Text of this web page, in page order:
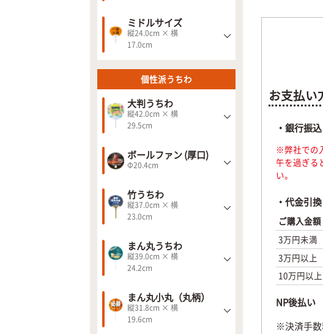
ミドルサイズ
縦24.0cm × 横
17.0cm
個性派うちわ
大判うちわ
縦42.0cm × 横
29.5cm
ボールファン (厚口)
Φ20.4cm
竹うちわ
縦37.0cm × 横
23.0cm
まん丸うちわ
縦39.0cm × 横
24.2cm
まん丸小丸（丸柄）
縦31.8cm × 横
19.6cm
お支払い
・銀行振
※弊社での
午を過ぎる
い。
・代金引換
ご購入金額
3万円未満
3万円以上
10万円以上
NP後払い
※決済手数